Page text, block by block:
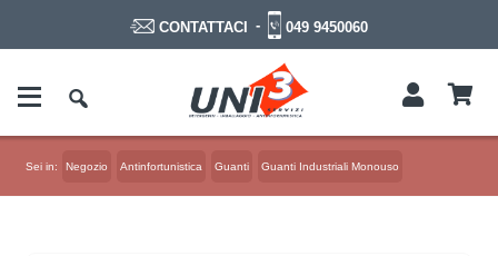
CONTATTACI - 049 9450060
Sei in: Negozio Antinfortunistica Guanti Guanti Industriali Monouso